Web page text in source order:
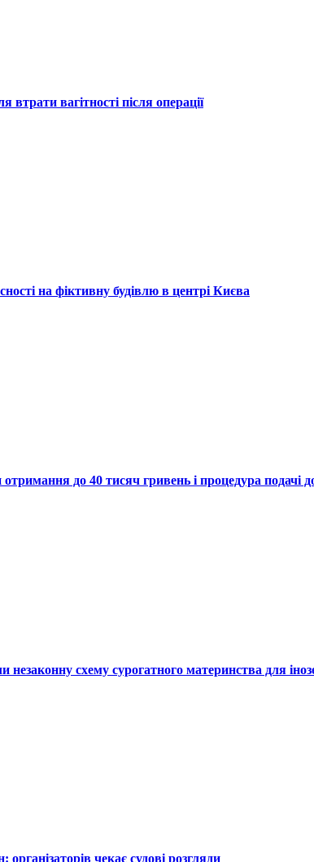
втрати вагітності після операції
на фіктивну будівлю в центрі Києва
до 40 тисяч гривень і процедура подачі
незаконну схему сурогатного материнства для
чекає судові розгляди